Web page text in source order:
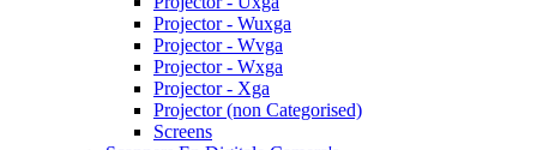
Projector - Wuxga
Projector - Wvga
Projector - Wxga
Projector - Xga
Projector (non Categorised)
Screens